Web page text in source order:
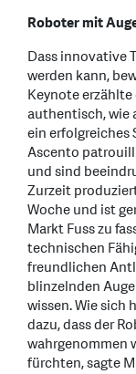
Roboter mit
Dass innovative
werden kann,
Keynote
authentisch, wie
ein erfolgreiches
Ascento
und sind
Zurzeit
Woche und ist
Markt Fuss zu
technischen
freundlichen
blinzelnden
wissen. Wie sich
dazu, dass der
wahrgenommen
fürchten, sagte